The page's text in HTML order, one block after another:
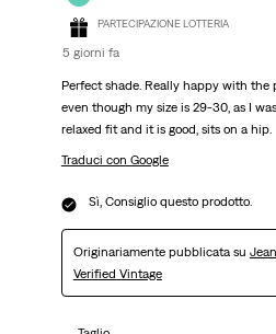
PARTECIPAZIONE LOTTERIA
5 giorni fa
Perfect shade. Really happy with the
even though my size is 29-30, as I
relaxed fit and it is good, sits on a hip.
Traduci con Google
Sì, Consiglio questo prodotto.
Originariamente pubblicata su
Verified Vintage